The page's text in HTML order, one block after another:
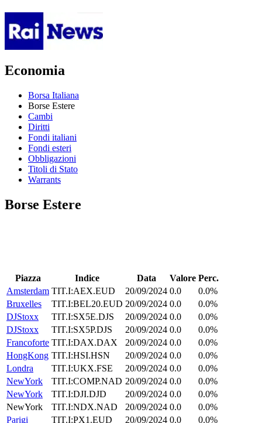
Economia
Borsa Italiana
Borse Estere
Cambi
Diritti
Fondi italiani
Fondi esteri
Obbligazioni
Titoli di Stato
Warrants
Borse Estere
Piazza Indice Data Valore Perc.
Amsterdam TIT.I:AEX.EUD 20/09/2024 0.0
0.0%
Bruxelles
TIT.I:BEL20.EUD 20/09/2024 0.0
0.0%
DJStoxx
TIT.I:SX5E.DJS 20/09/2024 0.0
0.0%
DJStoxx
TIT.I:SX5P.DJS 20/09/2024 0.0
0.0%
Francoforte TIT.I:DAX.DAX 20/09/2024 0.0
0.0%
HongKong TIT.I:HSI.HSN 20/09/2024 0.0
0.0%
Londra
TIT.I:UKX.FSE 20/09/2024 0.0
0.0%
NewYork
TIT.I:COMP.NAD 20/09/2024 0.0
0.0%
NewYork
TIT.I:DJI.DJD 20/09/2024 0.0
0.0%
NewYork
TIT.I:NDX.NAD 20/09/2024 0.0
0.0%
Parigi
TIT.I:PX1.EUD 20/09/2024 0.0
0.0%